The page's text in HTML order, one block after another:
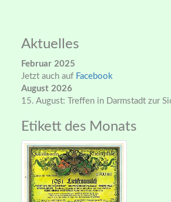
Aktuelles
Februar 2025
Jetzt auch auf Facebook
August 2026
15. August: Treffen in Darmstadt zur
Etikett des Monats